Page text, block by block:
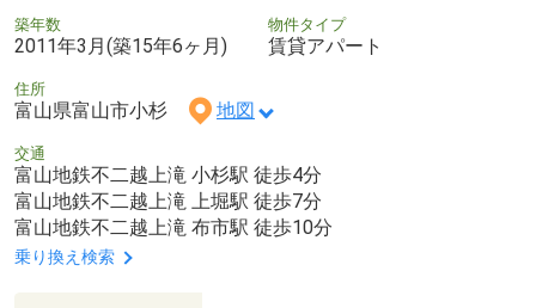
築年数
2011年3月(築15年6ヶ月)
物件タイプ
賃貸アパート
住所
富山県富山市小杉 地図
交通
富山地鉄不二越上滝 小杉駅 徒歩4分
富山地鉄不二越上滝 上堀駅 徒歩7分
富山地鉄不二越上滝 布市駅 徒歩10分
乗り換え検索